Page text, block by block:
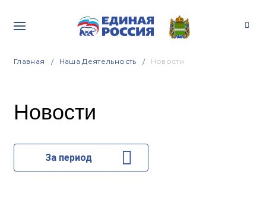
Главная Наша Деятельность Новости
Новости
За период